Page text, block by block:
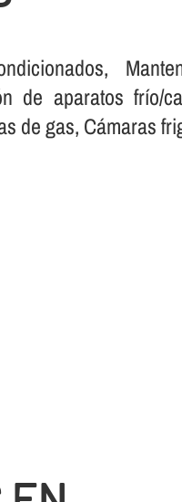
de aparatos frí­o/
de gas, Cámaras